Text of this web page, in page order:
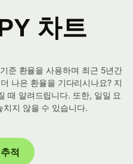
차트
준 환율을 사용하며 최근 5년간
나은 환율을 기다리시나요? 지
때 알려드립니다. 또한, 일일 요
치지 않을 수 있습니다.
적